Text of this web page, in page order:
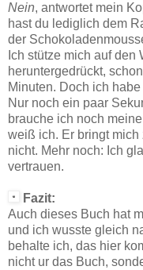
Nein, antwortet mein
hast du lediglich dem
der
Ich stütze mich auf
heruntergedrückt,
Minuten. Doch ich
Nur noch ein paar
brauche ich noch
weiß ich. Er bringt mich
nicht. Mehr noch: Ich
vertrauen.
Fazit:
Auch dieses Buch hat
und ich wusste gleich
behalte ich, das hier
nicht ur das Buch,